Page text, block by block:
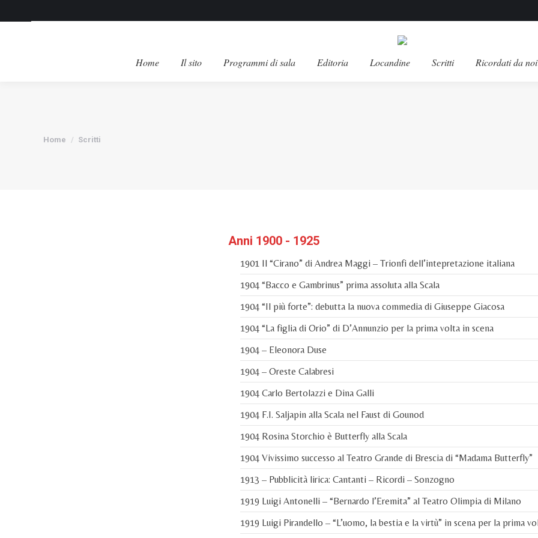
Home Il sito Programmi di sala Editoria Locandine Scritti Ricordati da noi
Tu sei qui:
Home Scritti
Anni 1900 - 1925
1901 Il “Cirano” di Andrea Maggi – Trionfi dell’intepretazione italiana
1904 “Bacco e Gambrinus” prima assoluta alla Scala
1904 “Il più forte”: debutta la nuova commedia di Giuseppe Giacosa
1904 “La figlia di Orio” di D’Annunzio per la prima volta in scena
1904 – Eleonora Duse
1904 – Oreste Calabresi
1904 Carlo Bertolazzi e Dina Galli
1904 F.I. Saljapin alla Scala nel Faust di Gounod
1904 Rosina Storchio è Butterfly alla Scala
1904 Vivissimo successo al Teatro Grande di Brescia di “Madama Butterfly”
1913 – Pubblicità lirica: Cantanti – Ricordi – Sonzogno
1919 Luigi Antonelli – “Bernardo l’Eremita” al Teatro Olimpia di Milano
1919 Luigi Pirandello – “L’uomo, la bestia e la virtù” in scena per la prima